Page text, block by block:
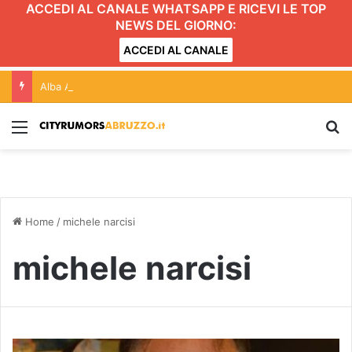
ACCEDI AL CANALE WHATSAPP E RICEVI LE TOP
NEWS DEL GIORNO:
ACCEDI AL CANALE
Menu
Home / michele narcisi
michele narcisi